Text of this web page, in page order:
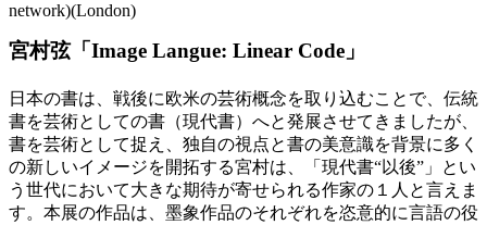
network)(London)
宮村弦「Image Langue: Linear Code」
日本の書は、戦後に欧米の芸術概念を取り込むことで、伝統
書を芸術としての書（現代書）へと発展させてきましたが、
書を芸術として捉え、独自の視点と書の美意識を背景に多く
の新しいイメージを開拓する宮村は、「現代書“以後”」とい
う世代において大きな期待が寄せられる作家の１人と言えま
す。本展の作品は、墨象作品のそれぞれを恣意的に言語の役